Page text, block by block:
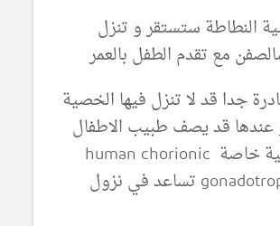
النطاطة ستستقر و تنزل
مع تقدم الطفل بالعمر
جدا قد لا تنزل فيها الخصية
عندها قد يصف طبيب الاطفال
حقن عضلية خاصة human chorionic
gonadotropin (HCG) تساعد في نزول